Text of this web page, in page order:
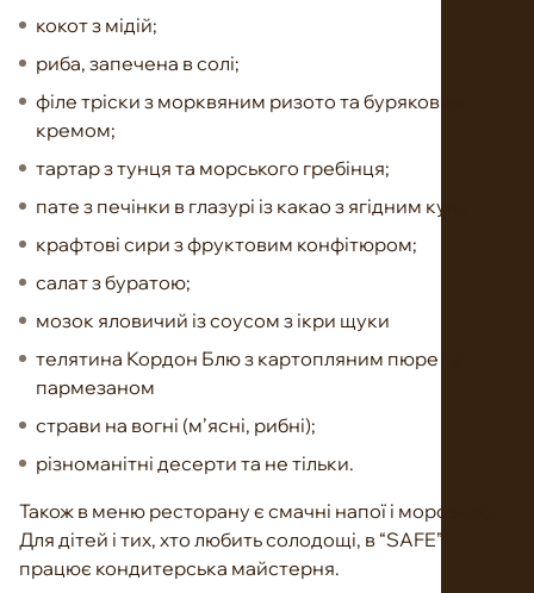
кокот з мідій;
риба, запечена в солі;
філе тріски з морквяним ризото та буряковим
кремом;
тартар з тунця та морського гребінця;
пате з печінки в глазурі із какао з ягідним кулі;
крафтові сири з фруктовим конфітюром;
салат з буратою;
мозок яловичий із соусом з ікри щуки
телятина Кордон Блю з картопляним пюре та
пармезаном
страви на вогні (м’ясні, рибні);
різноманітні десерти та не тільки.
Також в меню ресторану є смачні напої і морозиво.
Для дітей і тих, хто любить солодощі, в “SAFE”
працює кондитерська майстерня.